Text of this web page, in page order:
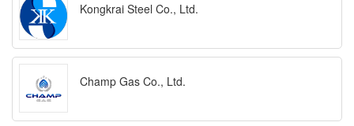
Kongkrai Steel Co., Ltd.
Champ Gas Co., Ltd.